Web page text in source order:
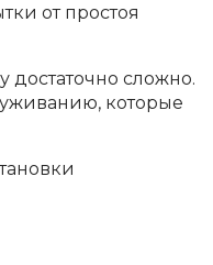
от простоя
достаточно сложно.
которые